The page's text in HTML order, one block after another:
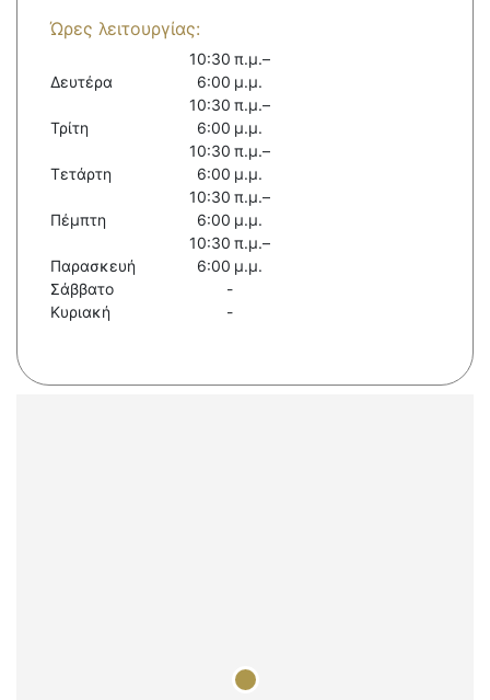
Ώρες λειτουργίας:
Δευτέρα
10:30 π.μ.–
6:00 μ.μ.
Τρίτη
10:30 π.μ.–
6:00 μ.μ.
Τετάρτη
10:30 π.μ.–
6:00 μ.μ.
Πέμπτη
10:30 π.μ.–
6:00 μ.μ.
Παρασκευή
10:30 π.μ.–
6:00 μ.μ.
Σάββατο
-
Κυριακή
-